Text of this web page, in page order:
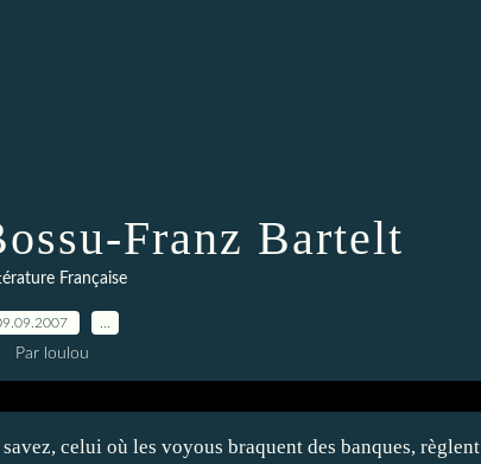
Franz Bartelt
Française
Par loulou
celui où les voyous braquent des banques, règlent